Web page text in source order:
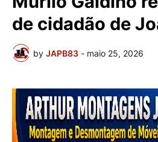
de cidadão de
by JAPB83 - maio 25, 2026